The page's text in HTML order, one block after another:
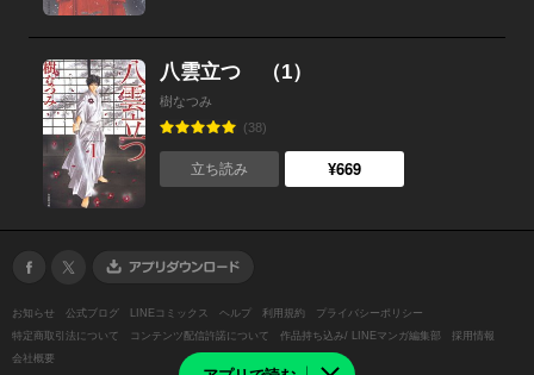
八雲立つ （1）
樹なつみ
(38)
立ち読み ¥669
お知らせ 公式ブログ LINEコミックス ヘルプ 利用規約
プライバシーポリシー
特定商取引法について
コンテンツ配信許諾について 作品持ち込み/ LINEマンガ編集部
採用情報
会社概要